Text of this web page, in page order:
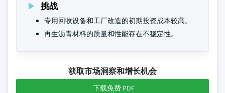
挑战
专用回收设备和工厂改造的初期投资成本较高。
再生沥青材料的质量和性能存在不稳定性。
获取市场洞察和增长机会
下载免费 PDF